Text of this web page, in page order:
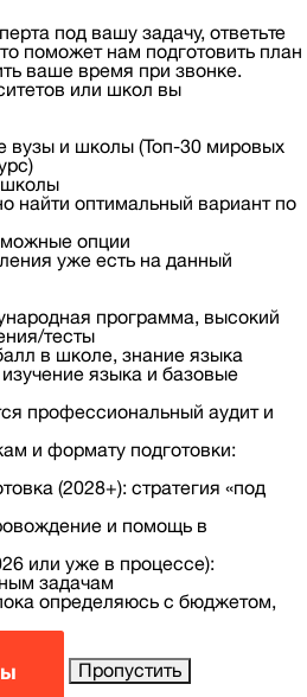
под вашу задачу, ответьте
поможет нам подготовить план
ваше время при звонке.
или школ вы
и школы (Топ-30 мировых
найти оптимальный вариант по
опции
уже есть на данный
программа, высокий
тесты
в школе, знание языка
языка и базовые
профессиональный аудит и
и формату подготовки:
(2028+): стратегия «под
и помощь в
или уже в процессе):
задачам
определяюсь с бюджетом,
Пропустить